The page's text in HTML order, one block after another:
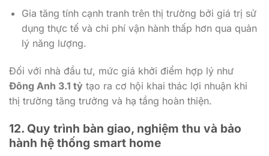
Gia tăng tính cạnh tranh trên thị trường bởi giá trị sử
dụng thực tế và chi phí vận hành thấp hơn qua quản
lý năng lượng.
Đối với nhà đầu tư, mức giá khởi điểm hợp lý như
Đông Anh 3.1 tỷ tạo ra cơ hội khai thác lợi nhuận khi
thị trường tăng trưởng và hạ tầng hoàn thiện.
12. Quy trình bàn giao, nghiệm thu và bảo
hành hệ thống smart home